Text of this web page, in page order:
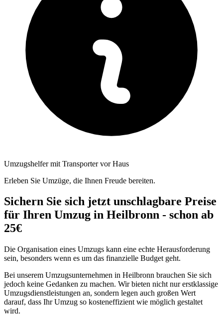
Umzugshelfer mit Transporter vor Haus
Erleben Sie Umzüge, die Ihnen Freude bereiten.
Sichern Sie sich jetzt unschlagbare Preise
für Ihren Umzug in Heilbronn - schon ab
25€
Die Organisation eines Umzugs kann eine echte Herausforderung
sein, besonders wenn es um das finanzielle Budget geht.
Bei unserem Umzugsunternehmen in Heilbronn brauchen Sie sich
jedoch keine Gedanken zu machen. Wir bieten nicht nur erstklassige
Umzugsdienstleistungen an, sondern legen auch großen Wert
darauf, dass Ihr Umzug so kosteneffizient wie möglich gestaltet
wird.